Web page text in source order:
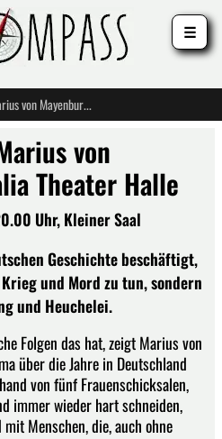
DER STEIN von Marius von Mayenburg, Thalia Theater Halle
von
Theater Halle
Uhr, Kleiner Saal
Geschichte beschäftigt,
und Mord zu tun, sondern
und Heuchelei.
Folgen das hat, zeigt Marius von
über die Jahre in Deutschland
von fünf Frauenschicksalen,
immer wieder hart schneiden,
Menschen, die, auch ohne
☰